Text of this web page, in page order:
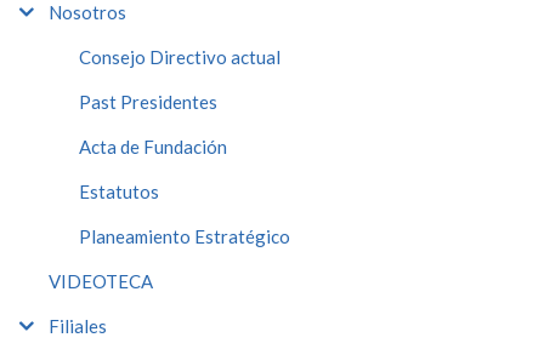
Nosotros
Consejo Directivo actual
Past Presidentes
Acta de Fundación
Estatutos
Planeamiento Estratégico
VIDEOTECA
Filiales